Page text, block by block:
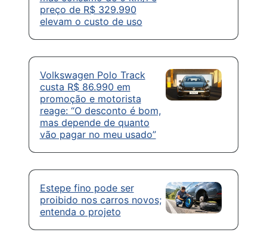
preço de R$ 329.990
elevam o custo de uso
Volkswagen Polo Track
custa R$ 86.990 em
promoção e motorista
reage: “O desconto é bom,
mas depende de quanto
vão pagar no meu usado”
Estepe fino pode ser
proibido nos carros novos;
entenda o projeto